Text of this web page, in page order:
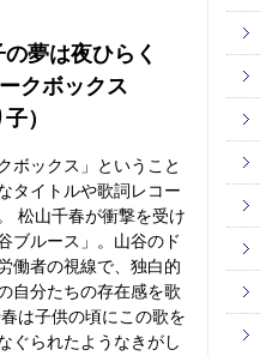
夢は夜ひらく
クボックス
）
ボックス」ということ
タイトルや歌詞レコー
松山千春が衝撃を受け
ブルース」。山谷のド
働者の視線で、独白的
自分たちの存在感を歌
は子供の頃にこの歌を
ぐられたようなきがし